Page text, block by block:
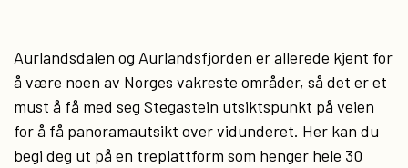
Aurlandsdalen og Aurlandsfjorden er allerede kjent for
å være noen av Norges vakreste områder, så det er et
must å få med seg Stegastein utsiktspunkt på veien
for å få panoramautsikt over vidunderet. Her kan du
begi deg ut på en treplattform som henger hele 30